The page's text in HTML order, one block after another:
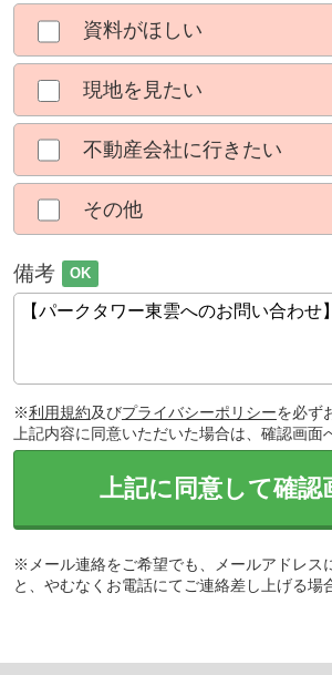
資料がほしい
現地を見たい
不動産会社に行きたい
その他
備考 OK
※利用規約及びプライバシーポリシーを必ず
上記内容に同意いただいた場合は、確認画面
上記に同意して確認
※メール連絡をご希望でも、メールアドレス
と、やむなくお電話にてご連絡差し上げる場